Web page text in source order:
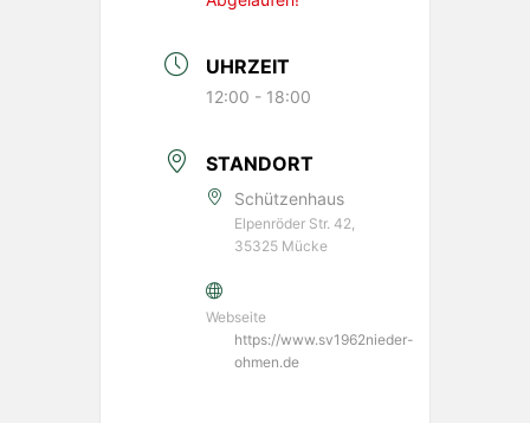
UHRZEIT
12:00 - 18:00
STANDORT
Schützenhaus
Elpenröder Str. 42,
35325 Mücke
Webseite
https://www.sv1962nieder-
ohmen.de